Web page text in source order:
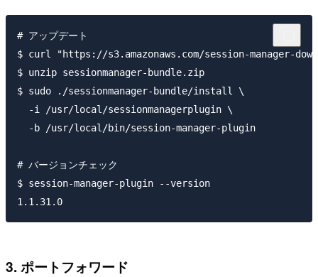
# アップデート
$ curl "https://s3.amazonaws.com/session-manager-
$ unzip sessionmanager-bundle.zip
$ sudo ./sessionmanager-bundle/install \
  -i /usr/local/sessionmanagerplugin \
  -b /usr/local/bin/session-manager-plugin
# バージョンチェック
$ session-manager-plugin --version
3. ポートフォワード